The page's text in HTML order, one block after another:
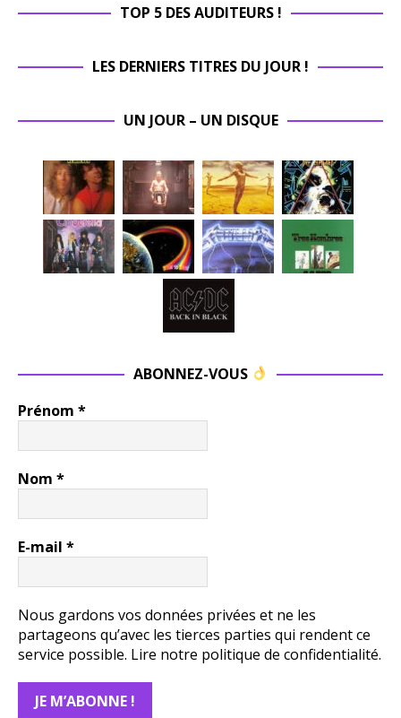
TOP 5 DES AUDITEURS !
LES DERNIERS TITRES DU JOUR !
UN JOUR – UN DISQUE
ABONNEZ-VOUS
Prénom *
Nom *
E-mail *
Nous gardons vos données privées et ne les
partageons qu’avec les tierces parties qui rendent ce
service possible. Lire notre politique de confidentialité.